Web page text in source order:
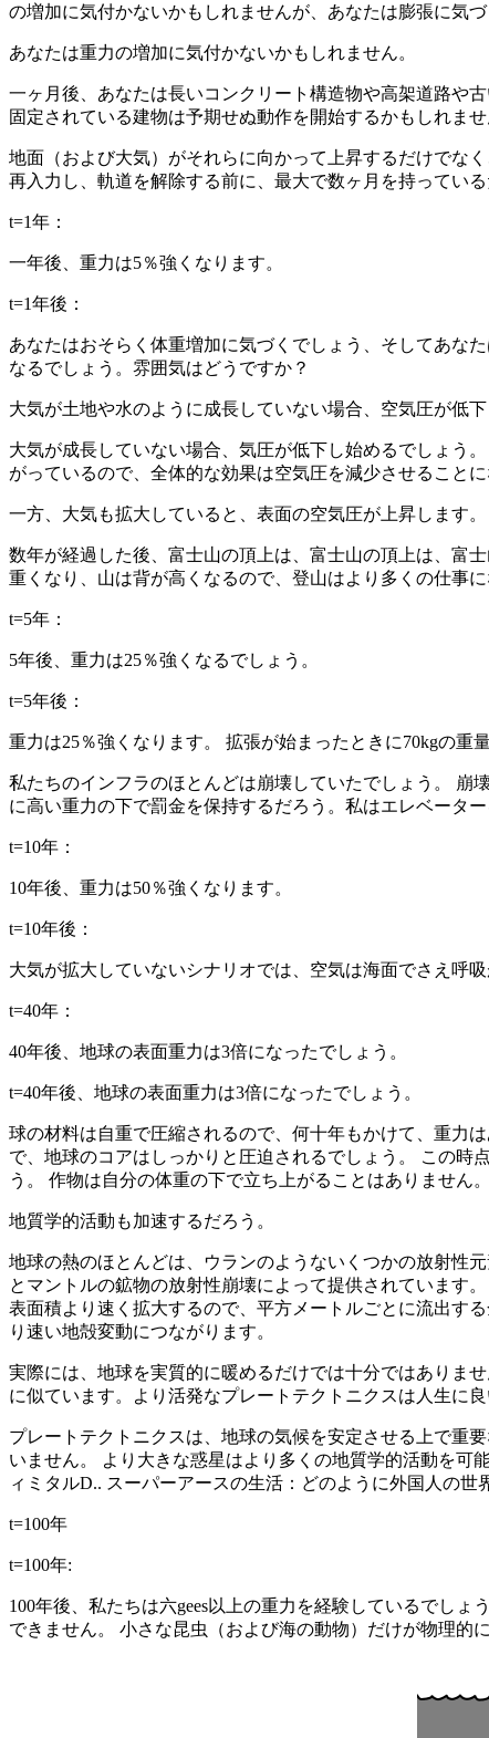
の増加に気付かないかもしれませんが、あなたは膨張に気づ
あなたは重力の増加に気付かないかもしれません。
一ヶ月後、あなたは長いコンクリート構造物や高架道路や
固定されている建物は予期せぬ動作を開始するかもしれま
地面（および大気）がそれらに向かって上昇するだけでな
再入力し、軌道を解除する前に、最大で数ヶ月を持ってい
t=1年：
一年後、重力は5％強くなります。
t=1年後：
あなたはおそらく体重増加に気づくでしょう、そしてあな
なるでしょう。雰囲気はどうですか？
大気が土地や水のように成長していない場合、空気圧が低下
大気が成長していない場合、気圧が低下し始めるでしょう
がっているので、全体的な効果は空気圧を減少させること
一方、大気も拡大していると、表面の空気圧が上昇します。
数年が経過した後、富士山の頂上は、富士山の頂上は、富
重くなり、山は背が高くなるので、登山はより多くの仕事に
t=5年：
5年後、重力は25％強くなるでしょう。
t=5年後：
重力は25％強くなります。 拡張が始まったときに70kgの重
私たちのインフラのほとんどは崩壊していたでしょう。 崩
に高い重力の下で罰金を保持するだろう。私はエレベータ
t=10年：
10年後、重力は50％強くなります。
t=10年後：
大気が拡大していないシナリオでは、空気は海面でさえ呼
t=40年：
40年後、地球の表面重力は3倍になったでしょう。
t=40年後、地球の表面重力は3倍になったでしょう。
球の材料は自重で圧縮されるので、何十年もかけて、重力
で、地球のコアはしっかりと圧迫されるでしょう。 この時
う。 作物は自分の体重の下で立ち上がることはありません
地質学的活動も加速するだろう。
地球の熱のほとんどは、ウランのようないくつかの放射性
とマントルの鉱物の放射性崩壊によって提供されています
表面積より速く拡大するので、平方メートルごとに流出す
り速い地殻変動につながります。
実際には、地球を実質的に暖めるだけでは十分ではありま
に似ています。より活発なプレートテクトニクスは人生に良
プレートテクトニクスは、地球の気候を安定させる上で重
いません。 より大きな惑星はより多くの地質学的活動を可
ィミタルD.. スーパーアースの生活：どのように外国人の
t=100年
t=100年:
100年後、私たちは六gees以上の重力を経験しているでし
できません。 小さな昆虫（および海の動物）だけが物理的